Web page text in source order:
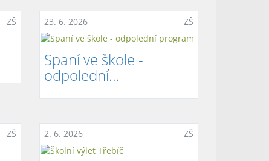
ZŠ 23. 6. 2026 ZŠ
Spaní ve škole -
odpolední...
ZŠ 2. 6. 2026 ZŠ